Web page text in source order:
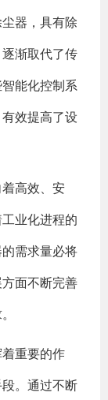
器，具有除
渐取代了传
能化控制系
效提高了设
高效、安
业化进程的
需求量必将
面不断完善
重要的作
。通过不断